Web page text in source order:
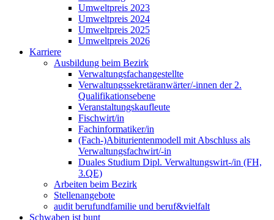
Umweltpreis 2023
Umweltpreis 2024
Umweltpreis 2025
Umweltpreis 2026
Karriere
Ausbildung beim Bezirk
Verwaltungsfachangestellte
Verwaltungssekretäranwärter/-innen der 2.
Qualifikationsebene
Veranstaltungskaufleute
Fischwirt/in
Fachinformatiker/in
(Fach-)Abiturientenmodell mit Abschluss als
Verwaltungsfachwirt/-in
Duales Studium Dipl. Verwaltungswirt-/in (FH,
3.QE)
Arbeiten beim Bezirk
Stellenangebote
audit berufundfamilie und beruf&vielfalt
Schwaben ist bunt